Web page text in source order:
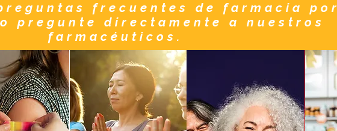
frecuentes de farmacia por
pregunte directamente a nuestros
farmacéuticos.